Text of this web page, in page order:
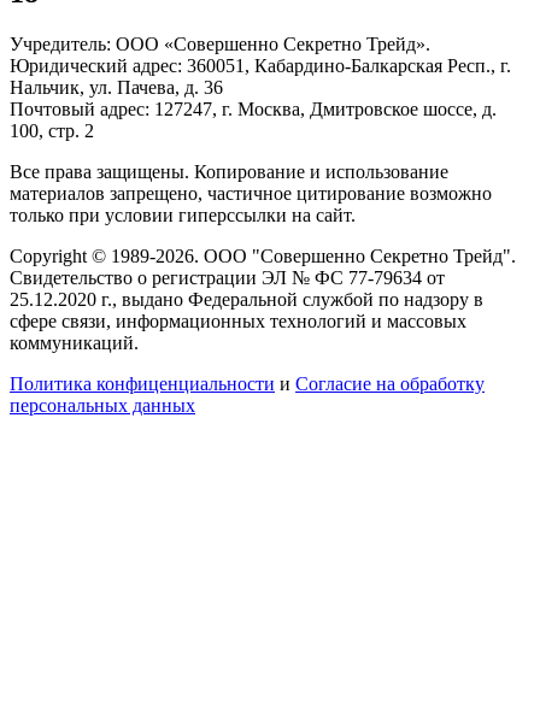
Учредитель: ООО «Совершенно Секретно Трейд».
Юридический адрес: 360051, Кабардино-Балкарская Респ., г.
Нальчик, ул. Пачева, д. 36
Почтовый адрес: 127247, г. Москва, Дмитровское шоссе, д.
100, стр. 2
Все права защищены. Копирование и использование
материалов запрещено, частичное цитирование возможно
только при условии гиперссылки на сайт.
Copyright © 1989-2026. ООО "Совершенно Секретно Трейд".
Свидетельство о регистрации ЭЛ № ФС 77-79634 от
25.12.2020 г., выдано Федеральной службой по надзору в
сфере связи, информационных технологий и массовых
коммуникаций.
Политика конфиценциальности и Согласие на обработку
персональных данных